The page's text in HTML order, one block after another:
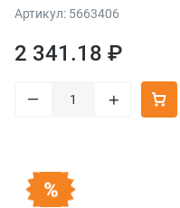
левая/правая
Артикул: 5663406
2 341.18 ₽
– +